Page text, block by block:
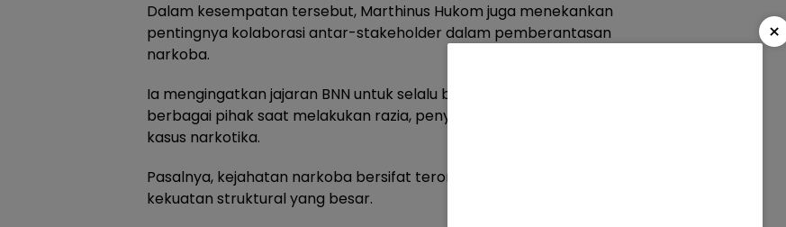
Dalam kesempatan tersebut, Marthinus Hukom juga menekankan
pentingnya kolaborasi antar-stakeholder dalam pemberantasan
narkoba.
Ia mengingatkan jajaran BNN untuk selalu berkoordinasi dengan
berbagai pihak saat melakukan razia, penyelidikan, dan penyidikan
kasus narkotika.
Pasalnya, kejahatan narkoba bersifat terorganisir dan memiliki
kekuatan struktural yang besar.
×